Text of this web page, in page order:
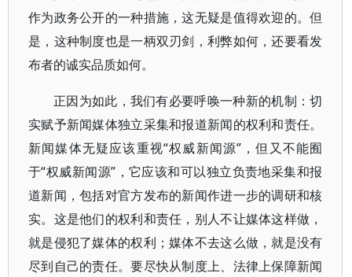
作为政务公开的一种措施，这无疑是值得欢迎的。但
是，这种制度也是一柄双刃剑，利弊如何，还要看发
布者的诚实品质如何。
正因为如此，我们有必要呼唤一种新的机制：切
实赋予新闻媒体独立采集和报道新闻的权利和责任。
新闻媒体无疑应该重视“权威新闻源”，但又不能囿
于“权威新闻源”，它应该和可以独立负责地采集和报
道新闻，包括对官方发布的新闻作进一步的调研和核
实。这是他们的权利和责任，别人不让媒体这样做，
就是侵犯了媒体的权利；媒体不去这么做，就是没有
尽到自己的责任。要尽快从制度上、法律上保障新闻